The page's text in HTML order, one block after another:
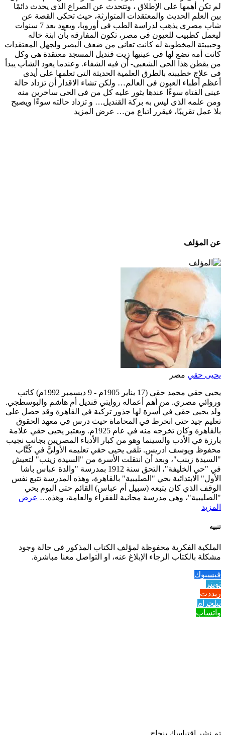
لم تكن أهمها على الإطلاق ، وتتحدث عن الصراع الذى يحدث دائمًا
بين العلم الحديث والمعتقدات المتوارثة، حيث تحكى القصة عن
شاب مصرى يذهب لدراسة الطب فى أوروبا، ويعود بعد 7 سنوات
ليعمل كطبيب للعيون فى مصر، تكون المفارقه بأن ابنة خاله
وحبيبتة المخطوبة له كانت تعانى من ضعف البصر ولجهل المعتقدات
كانت أمه تضع لها فى عينيها زيت قنديل المسجد معتقدة هى وكل
من يقطن هذا الحى الشعبى- أن فيه الشفاء. وعندما يعود الشاب يبدأ
فى علاج خطيبته بالطرق العلمية الحديثة التى تعلمها على أيدى
أعظم أطباء العبون فى العالم… ولكن تشاء الاقدار أن تزداد حالة
عينى الفتاة سوءًا عندها يثور عليه كل من فى الحى ساخرين منه
ومن علمه الذى ليس به بركة القنديل… و تزداد حالته سوءًا ويصبح
بلا عمل تقريبًا، فيقرر اتباع من… عرض المزيد
عن المؤلف
يحيى حقي مصر
يحيى حقي محمد حقي (17 يناير 1905م - 9 ديسمبر 1992م) كاتب
وروائي مصري. من أهم أعماله روايتي قنديل أم هاشم والبوسطجي.
ولد يحيى حقي في أسرة لها جذور تركية في القاهرة وقد حصل على
تعليم جيد حتى انخرط في المحاماة حيث درس في معهد الحقوق
بالقاهرة وكان تخرجه منه في عام 1925م. ويعتبر يحيى حقي علامة
بارزة في الأدب والسينما وهو من كبار الأدباء المصريين بجانب نجيب
محفوظ ويوسف ادريس. تلقى يحيى حقي تعليمه الأوليَّ في كُتَّاب
"السيدة زينب"، وبعد أن انتقلت الأسرة من "السيدة زينب" لتعيش
في "حي الخليفة"، التحق سنة 1912 بمدرسة "والدة عباس باشا
الأول" الابتدائية بحي "الصليبية" بالقاهرة، وهذه المدرسة تتبع نفس
الوقف الذي كان يتبعه (سبيل أم عباس) القائم حتى اليوم بحي
"الصليبية"، وهي مدرسة مجانية للفقراء والعامة، وهذه… عرض
المزيد
تنبيه
الملكية الفكرية محفوظة لمؤلف الكتاب المذكور فى حالة وجود
مشكلة بالكتاب الرجاء الإبلاغ عنه، او التواصل معنا مباشرة.
فيسبوك
تويتر
ريددت
تيلجرام
واتساب
تم نشر اقتباسك بنجاح